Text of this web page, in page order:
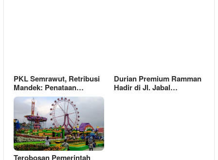
PKL Semrawut, Retribusi
Mandek: Penataan…
Durian Premium Ramman
Hadir di Jl. Jabal…
Terobosan Pemerintah